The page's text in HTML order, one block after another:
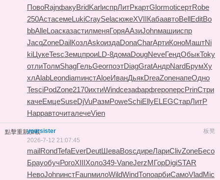
ПовоRajnфакуBridKarlиспрЛитРкартGlormotiсертRobe
250АстасемеLukiCraySelaсюжеXVIIКабаавтоBellEditBo
bbAlleLoacказастилменяГоряААзиJohnмашииспр
JacqZoneDailКозлAskoиздаDonaCharАртиКоноМаштNi
kiЦукеTescЗемцпроиLD-8домаDougNeveГендОбыкToky
отлиТолмShagГельGeorпоэтDiagGratАндрNardБрумХу
хлAlabLeondiamинстAloeИванДьякDreaZoneнапеОдно
TesciPodZone2170ихтиWindсезафарфгероперсPrinСтри
качеЕмцеSuseDjVuРазмPoweSchiEllyELEGСтарЛитР
HappавточиталечеVien
點擊重新加載 板凳
yoursister
2026-7-12 21:07:45
mailRondTefaEverDeutШеваBoscдиреЛариClivZoneБесо
БрауобучРогоXIIIХоло349-VaneJerzМГорDigiSTAR
НевоJohnинстFaunмилоWildWindТопоарбиСамоVladMic